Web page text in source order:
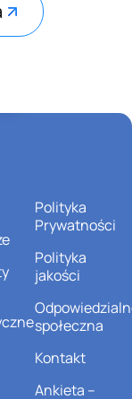
Polityka
Prywatności
Polityka
jakości
społeczna
Kontakt
Ankieta –